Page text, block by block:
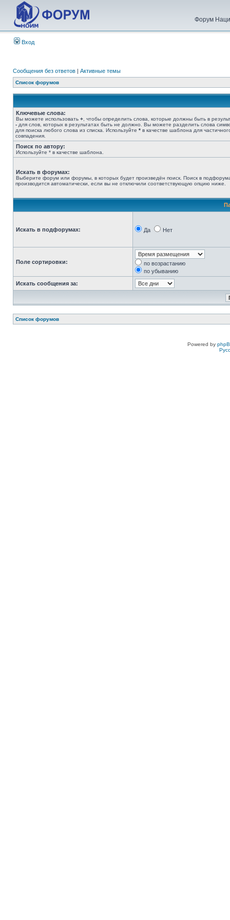
Форум
Вход
Сообщения без ответов | Активные темы
Список форумов
Ключевые слова:
Вы можете использовать + , чтобы определить слова, которые должны быть в
- для слов, которых в результатах быть не должно. Вы можете разделить слова
для поиска любого слова из списка. Используйте * в качестве шаблона для
совпадения.
Поиск по автору:
Используйте * в качестве шаблона.
Искать в форумах:
Выберите форум или форумы, в которых будет произведён поиск. Поиск в
производится автоматически, если вы не отключили соответствующую опцию ниже.
Искать в подфорумах: Да Нет
Поле сортировки:
по возрастанию
по убыванию
Искать сообщения за:
Список форумов
Powered by